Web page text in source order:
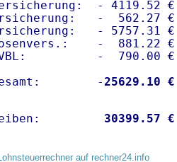
- 4119.52
-  562.27 €
- 5757.31 €
-  881.22 €
VBL:          -  790.00
-25629.10 €
bleiben: 30399.57 €
auf rechner24.info